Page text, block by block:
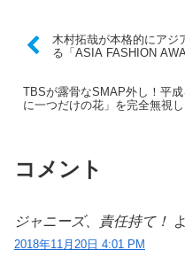
木村拓哉が本格的にアジ
る「ASIA FASHION
TBSが露骨なSMAP外し！平
に一つだけの花」を完全無視
コメント
ジャニーズ、責任持て！
2018年11月20日 4:01 PM